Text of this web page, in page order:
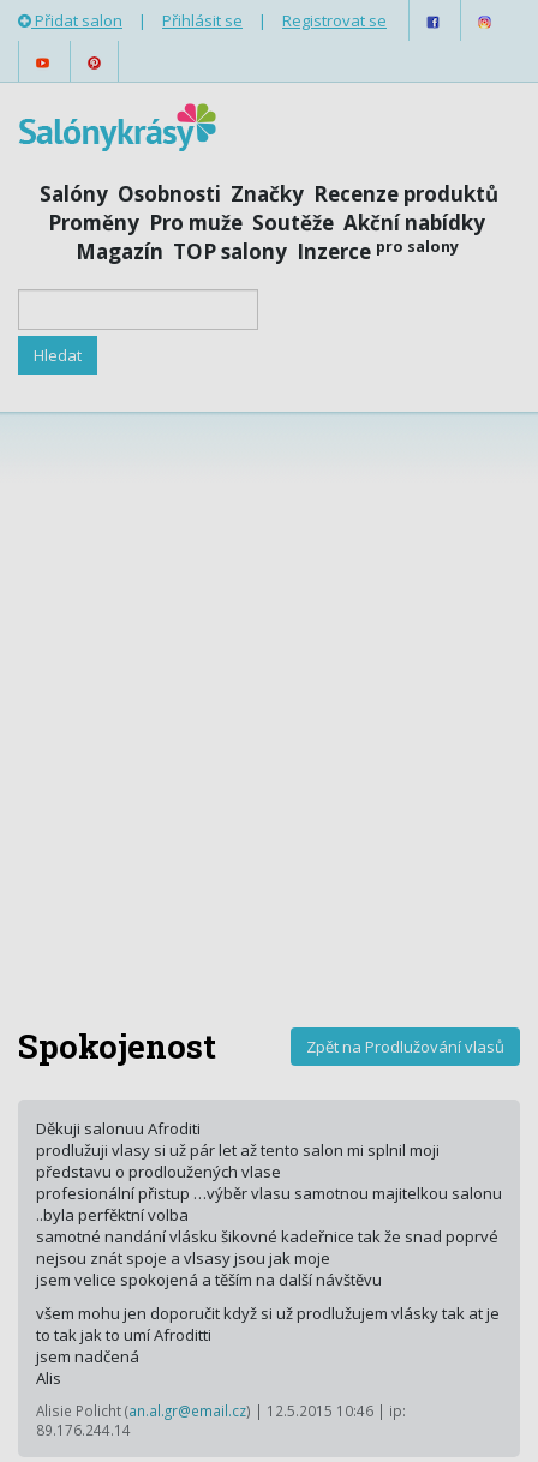
Přidat salon | Přihlásit se | Registrovat se
Salóny Osobnosti Značky Recenze produktů
Proměny Pro muže Soutěže Akční nabídky
Magazín TOP salony Inzerce pro salony
Zpět na Prodlužování vlasů
Spokojenost
Děkuji salonuu Afroditi
prodlužuji vlasy si už pár let až tento salon mi splnil moji
představu o prodloužených vlase
profesionální přistup …výběr vlasu samotnou majitelkou salonu
..byla perfěktní volba
samotné nandání vlásku šikovné kadeřnice tak že snad poprvé
nejsou znát spoje a vlsasy jsou jak moje
jsem velice spokojená a těším na další návštěvu
všem mohu jen doporučit když si už prodlužujem vlásky tak at je
to tak jak to umí Afroditti
jsem nadčená
Alis
Alisie Policht (an.al.gr@email.cz) | 12.5.2015 10:46 | ip:
89.176.244.14